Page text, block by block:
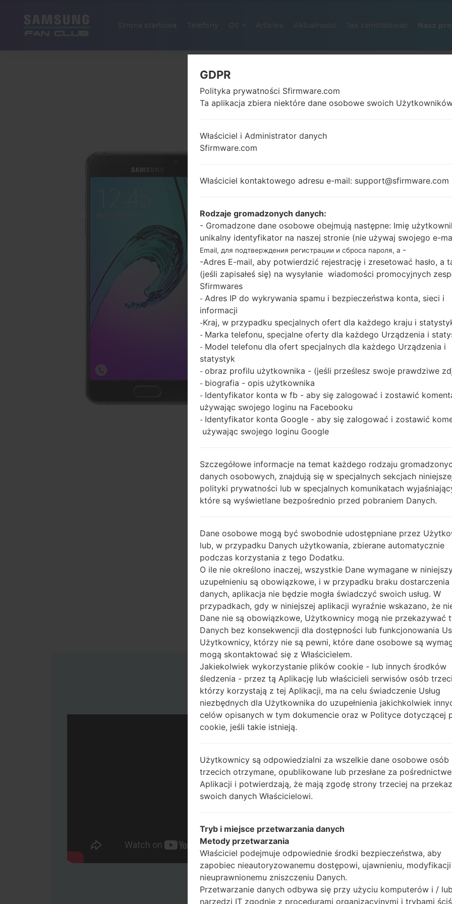
Aktualności Jak zainstalować Nasz
OFICJALNE
SAMSUNGGALAXY A5 2016
A510F_1_20190731130627_mqgxg4b7dd_fac.zip
Pobierz najnowszą aktualizację oprogramowania
nie zapomnij sprawdzić, czy numer modelu
A510F. Kod oprogramowania układowego to OPV
PDA A510FXXS8CSF5, wersja CSC
systemu operacyjnego danego
poradnik na temat flashowania oprogramowania
NAZWA PLIKU
SM-A510F_1_20190731130627_
mqgxg4b7dd_fac
A
ROZMIAR PLIKU 1.78 GiB
OS
CSC WERSJA
REGION
1.SPRAWDŹ RECAPTCHA
Instrukcje
Pobierz na swój
plików (jeśli 5 plików
AP: "System &
CP: "Modem &
aplikacje.
Teraz wyłącz swój
Naciśnij i
głośności i klawisz
GDPR
Polityka prywatności Sfirmware.com
Ta aplikacja zbiera niektóre dane osobowe swoich
Właściciel i Administrator danych
Sfirmware.com
Właściciel kontaktowego adresu e-mail: support@sfirmware.com
Rodzaje gromadzonych danych:
- Gromadzone dane osobowe obejmują następne: Imię
unikalny identyfikator na naszej stronie (nie używaj swojego e-
Email, для подтверждения регистрации и сброса пароля, а -
-Adres E-mail, aby potwierdzić rejestrację i zresetować hasło, a
(jeśli zapisałeś się) na wysyłanie wiadomości promocyjnych
Sfirmwares
- Adres IP do wykrywania spamu i bezpieczeństwa konta, sieci i
informacji
-Kraj, w przypadku specjalnych ofert dla każdego kraju i
- Marka telefonu, specjalne oferty dla każdego Urządzenia i
- Model telefonu dla ofert specjalnych dla każdego Urządzenia i
statystyk
- obraz profilu użytkownika - (jeśli prześlesz swoje prawdziwe
- biografia - opis użytkownika
- Identyfikator konta w fb - aby się zalogować i zostawić
używając swojego loginu na Facebooku
- Identyfikator konta Google - aby się zalogować i zostawić
używając swojego loginu Google
Szczegółowe informacje na temat każdego rodzaju
danych osobowych, znajdują się w specjalnych sekcjach
polityki prywatności lub w specjalnych komunikatach
które są wyświetlane bezpośrednio przed pobraniem Danych.
Dane osobowe mogą być swobodnie udostępniane przez
lub, w przypadku Danych użytkowania, zbierane automatycznie
podczas korzystania z tego Dodatku.
O ile nie określono inaczej, wszystkie Dane wymagane w
uzupełnieniu są obowiązkowe, i w przypadku braku
danych, aplikacja nie będzie mogła świadczyć swoich usług. W
przypadkach, gdy w niniejszej aplikacji wyraźnie wskazano, że
Dane nie są obowiązkowe, Użytkownicy mogą nie przekazywać
Danych bez konsekwencji dla dostępności lub funkcjonowania
Użytkownicy, którzy nie są pewni, które dane osobowe są
mogą skontaktować się z Właścicielem.
Jakiekolwiek wykorzystanie plików cookie - lub innych środków
śledzenia - przez tą Aplikację lub właścicieli serwisów osób
którzy korzystają z tej Aplikacji, ma na celu świadczenie Usług
niezbędnych dla Użytkownika do uzupełnienia jakichkolwiek
celów opisanych w tym dokumencie oraz w Polityce dotyczącej
cookie, jeśli takie istnieją.
Użytkownicy są odpowiedzialni za wszelkie dane osobowe osób
trzecich otrzymane, opublikowane lub przesłane za
Aplikacji i potwierdzają, że mają zgodę strony trzeciej na
swoich danych Właścicielowi.
Tryb i miejsce przetwarzania danych
Metody przetwarzania
Właściciel podejmuje odpowiednie środki bezpieczeństwa, aby
zapobiec nieautoryzowanemu dostępowi, ujawnieniu,
nieuprawnionemu zniszczeniu Danych.
Przetwarzanie danych odbywa się przy użyciu komputerów i / lub
narzędzi IT zgodnie z procedurami organizacyjnymi i trybami